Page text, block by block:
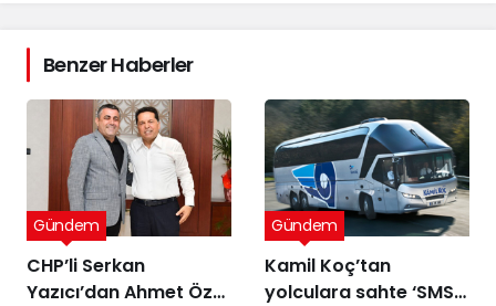
Benzer Haberler
CHP’li Serkan
Yazıcı’dan Ahmet Özer
Gündem
Kamil Koç’tan
yolculara sahte ‘SMS’
Gündem